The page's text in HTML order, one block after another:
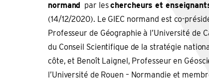
normand par leschercheurs et
(14/12/2020). Le GIEC normand est co-
Professeur de Géographie à l’Université de
du Conseil Scientifique de la stratégie
côte, et Benoît Laignel, Professeur en
l’Université de Rouen – Normandie et